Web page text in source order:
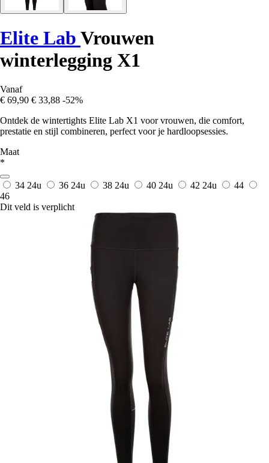
Elite Lab Vrouwen
winterlegging X1
Vanaf
€ 69,90 € 33,88 -52%
Ontdek de wintertights Elite Lab X1 voor vrouwen, die comfort,
prestatie en stijl combineren, perfect voor je hardloopsessies.
Maat
*
34 24u 36 24u 38 24u 40 24u 42 24u
44
46
Dit veld is verplicht